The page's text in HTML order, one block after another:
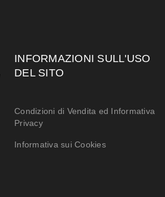
INFORMAZIONI SULL'USO
DEL SITO
Condizioni di Vendita ed Informativa
Privacy
Informativa sui Cookies